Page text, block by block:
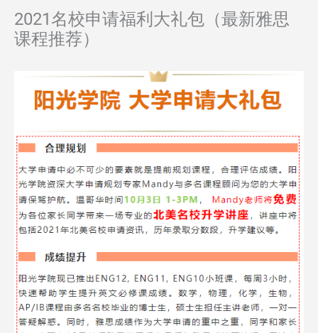
2021名校申请福利大礼包（最新雅思
课程推荐）